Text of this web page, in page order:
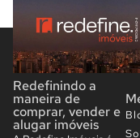
Redefinindo a
maneira de
comprar, vender e
alugar imóveis